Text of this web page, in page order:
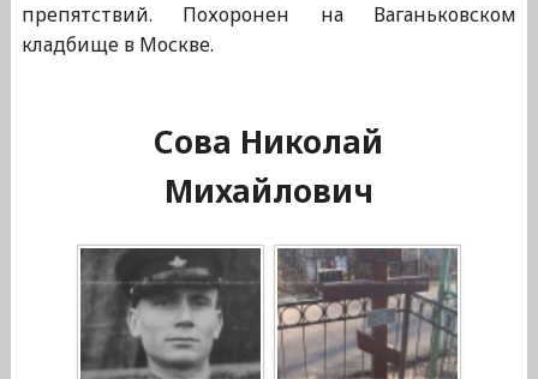
препятствий. Похоронен на Ваганьковском
кладбище в Москве.
Сова Николай
Михайлович